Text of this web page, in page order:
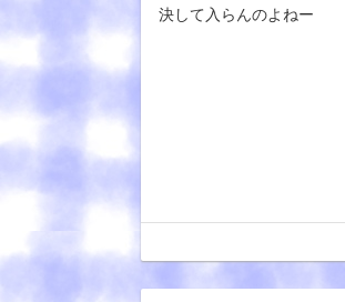
決して入らんのよねー